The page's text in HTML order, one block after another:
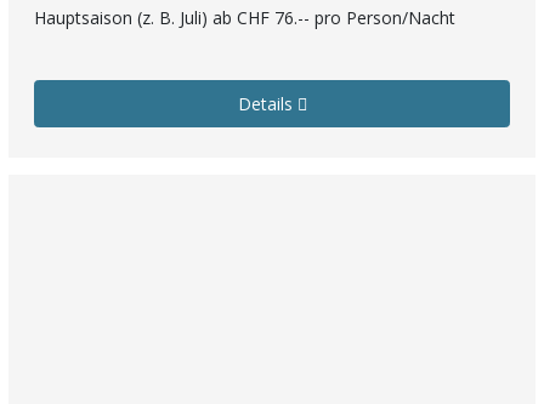
Hauptsaison (z. B. Juli) ab CHF 76.-- pro Person/Nacht
Details